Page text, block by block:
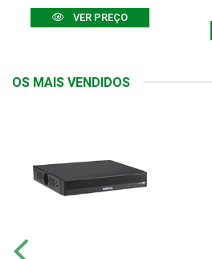
VER PREÇO
OS MAIS VENDIDOS